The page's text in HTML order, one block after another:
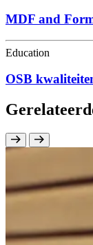
MDF and
Education
OSB